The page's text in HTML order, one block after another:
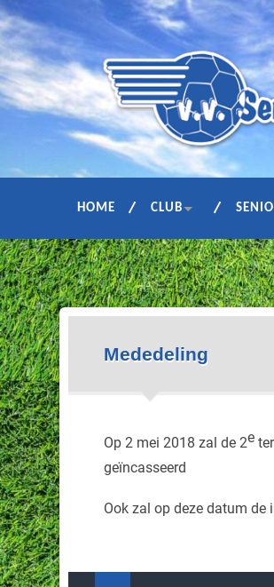
HOME CLUB
Mededeling
Op 2 mei 2018 zal de 2e
geïncasseerd
Ook zal op deze datum